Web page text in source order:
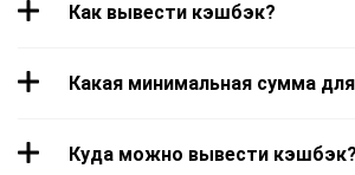
Как вывести кэшбэк?
Какая минимальная сумма
Куда можно вывести кэшбэк?